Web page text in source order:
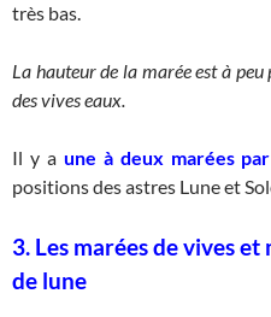
très bas.
La hauteur de la marée est à
des vives eaux.
Il y a une à deux marées
positions des astres Lune et
3. Les marées de vives
de lune